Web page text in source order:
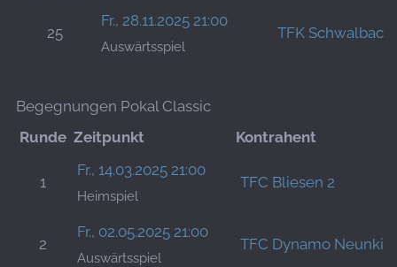
25
Fr., 28.11.2025 21:00
Auswärtsspiel
TFK Schwalbach
Begegnungen Pokal Classic
Runde Zeitpunkt Kontrahent
1
Fr., 14.03.2025 21:00
Heimspiel
TFC Bliesen 2
2
Fr., 02.05.2025 21:00
Auswärtsspiel
TFC Dynamo